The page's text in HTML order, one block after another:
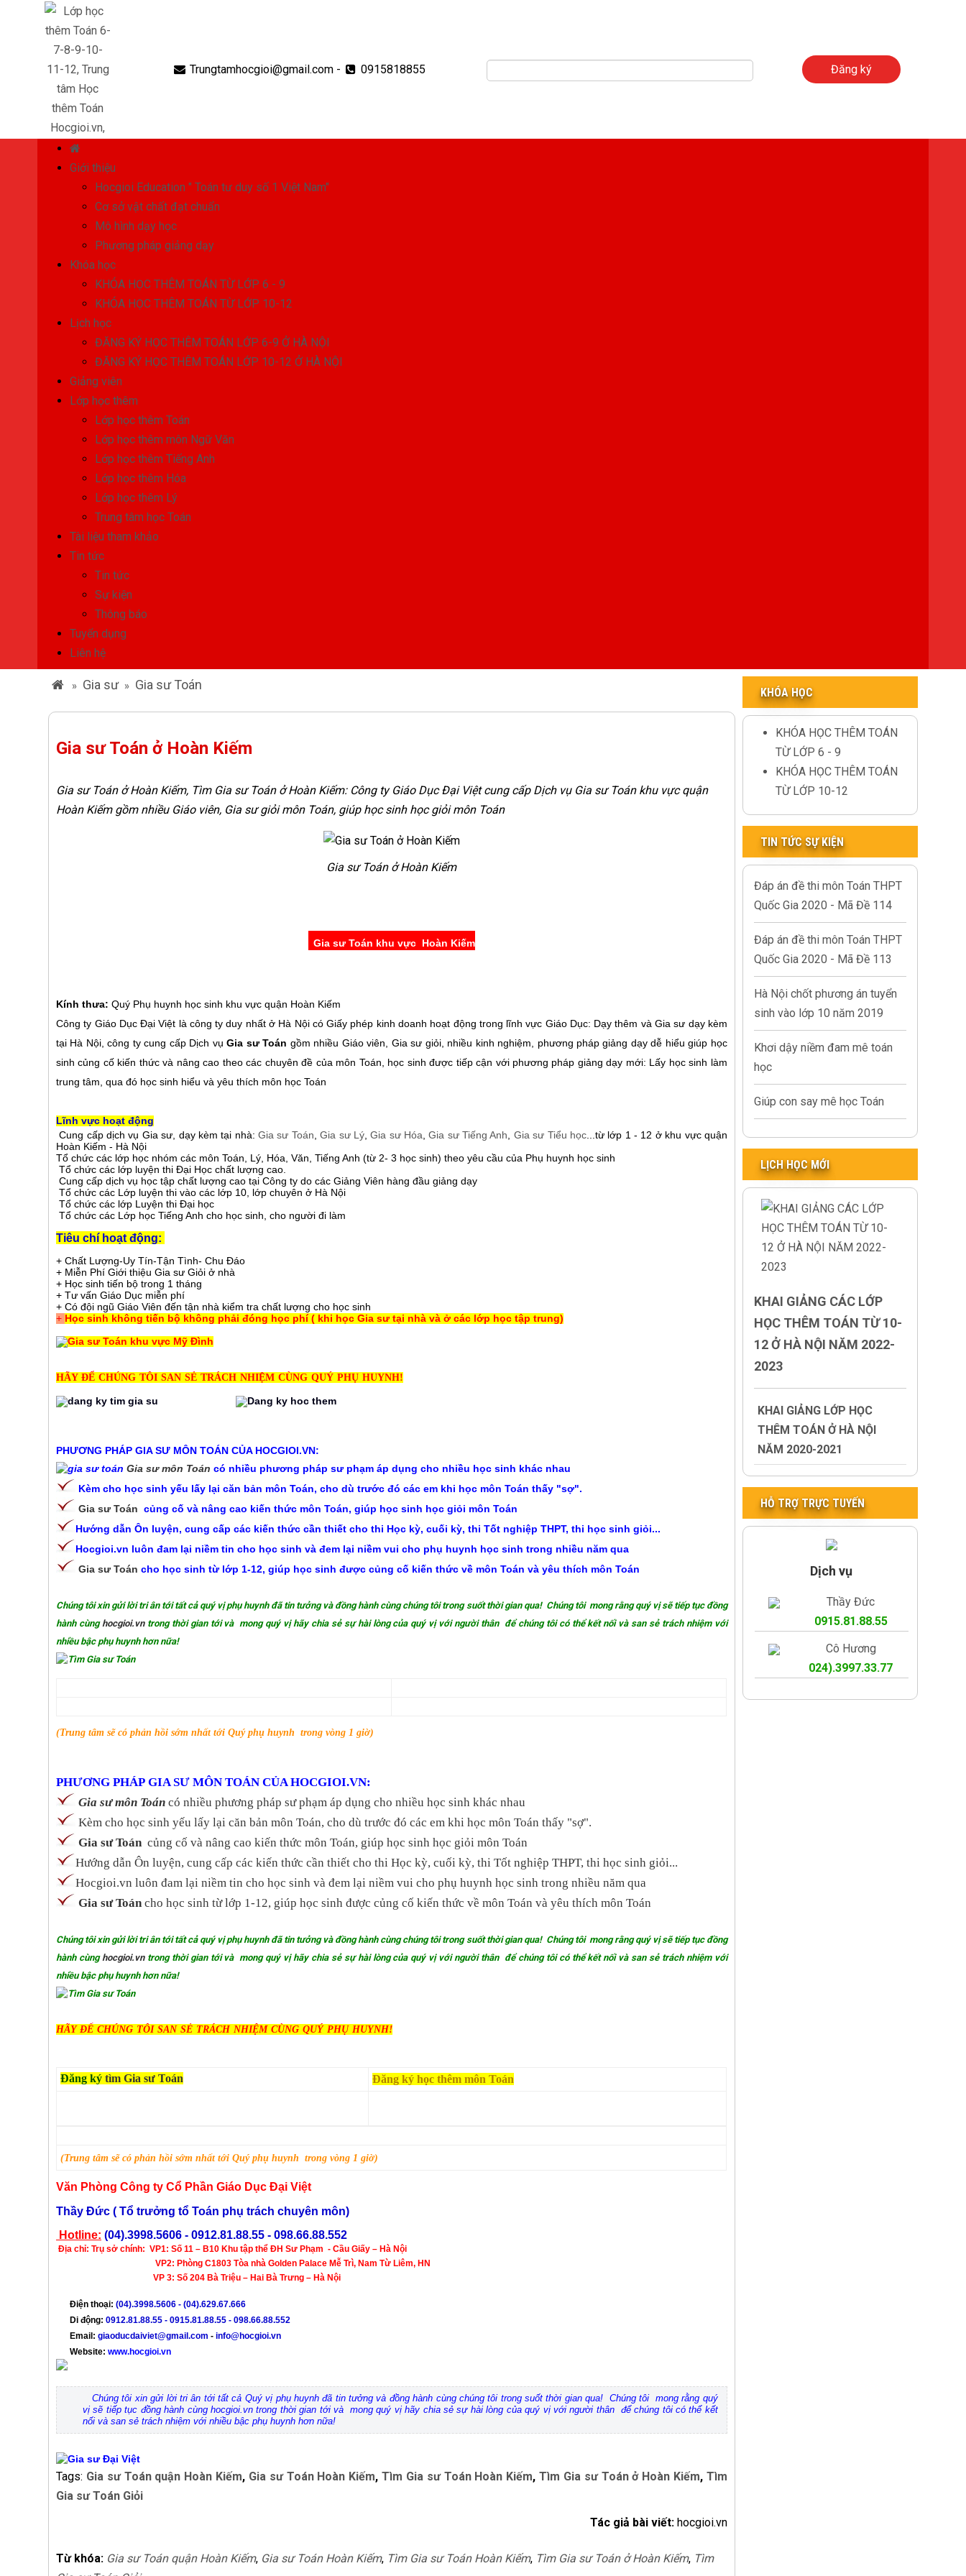
Trungtamhocgioi@gmail.com- 0915818855 Đăng ký
Giới thiệu
Hocgioi Education " Toán tư duy số 1 Việt Nam"
Cơ sở vật chất đạt chuẩn
Mô hình dạy học
Phương pháp giảng dạy
Khóa học
KHÓA HỌC THÊM TOÁN TỪ LỚP 6 - 9
KHÓA HỌC THÊM TOÁN TỪ LỚP 10-12
Lịch học
ĐĂNG KÝ HỌC THÊM TOÁN LỚP 6-9 Ở HÀ NỘI
ĐĂNG KÝ HỌC THÊM TOÁN LỚP 10-12 Ở HÀ NỘI
Giảng viên
Lớp học thêm
Lớp học thêm Toán
Lớp học thêm môn Ngữ Văn
Lớp học thêm Tiếng Anh
Lớp học thêm Hóa
Lớp học thêm Lý
Trung tâm học Toán
Tài liệu tham khảo
Tin tức
Tin tức
Sự kiện
Thông báo
Tuyển dụng
Liên hệ
» Gia sư » Gia sư Toán
Gia sư Toán ở Hoàn Kiếm
Gia sư Toán ở Hoàn Kiếm, Tìm Gia sư Toán ở Hoàn Kiếm: Công ty Giáo Dục Đại Việt cung cấp Dịch vụ Gia sư Toán khu vực quận
Hoàn Kiếm gồm nhiều Giáo viên, Gia sư giỏi môn Toán, giúp học sinh học giỏi môn Toán
Gia sư Toán ở Hoàn Kiếm
Gia sư Toán khu vực Hoàn Kiếm
Kính thưa: Quý Phụ huynh học sinh khu vực quận Hoàn Kiếm
Công ty Giáo Dục Đại Việt là công ty duy nhất ở Hà Nội có Giấy phép kinh doanh hoạt động trong lĩnh vực Giáo Dục: Dạy thêm và Gia sư dạy kèm
tại Hà Nội, công ty cung cấp Dịch vụGia sư Toán gồm nhiều Giáo viên, Gia sư giỏi, nhiều kinh nghiệm, phương pháp giảng dạy dễ hiểu giúp học
sinh củng cố kiến thức và nâng cao theo các chuyên đề của môn Toán, học sinh được tiếp cận với phương pháp giảng dạy mới: Lấy học sinh làm
trung tâm, qua đó học sinh hiểu và yêu thích môn học Toán
Lĩnh vực hoạt động
Cung cấp dịch vụ Gia sư, dạy kèm tại nhà:Gia sư Toán,Gia sư Lý,Gia sư Hóa,Gia sư Tiếng Anh, Gia sư Tiểu học...từ lớp 1 - 12 ở khu vực quận
Hoàn Kiếm - Hà Nội
Tổ chức các lớp học nhóm các môn Toán, Lý, Hóa, Văn, Tiếng Anh (từ 2- 3 học sinh) theo yêu cầu của Phụ huynh học sinh
Tổ chức các lớp luyện thi Đại Học chất lượng cao.
Cung cấp dịch vụ học tập chất lượng cao tại Công ty do các Giảng Viên hàng đầu giảng dạy
Tổ chức các Lớp luyện thi vào các lớp 10, lớp chuyên ở Hà Nội
Tổ chức các lớp Luyện thi Đại học
Tổ chức các Lớp học Tiếng Anh cho học sinh, cho người đi làm
Tiêu chí hoạt động:
+ Chất Lượng-Uy Tín-Tận Tình- Chu Đáo
+ Miễn Phí Giới thiệu Gia sư Giỏi ở nhà
+ Học sinh tiến bộ trong 1 tháng
+ Tư vấn Giáo Dục miễn phí
+ Có đội ngũ Giáo Viên đến tận nhà kiểm tra chất lượng cho học sinh
+ Học sinh không tiến bộ không phải đóng học phí ( khi học Gia sư tại nhà và ở các lớp học tập trung)
HÃY ĐỂ CHÚNG TÔI SAN SẺ TRÁCH NHIỆM CÙNG QUÝ PHỤ HUYNH!
PHƯƠNG PHÁP GIA SƯ MÔN TOÁN CỦA HOCGIOI.VN:
Gia sư môn Toán có nhiều phương pháp sư phạm áp dụng cho nhiều học sinh khác nhau
Kèm cho học sinh yếu lấy lại căn bản môn Toán, cho dù trước đó các em khi học môn Toán thấy "sợ".
Gia sư Toán củng cố và nâng cao kiến thức môn Toán, giúp học sinh học giỏi môn Toán
Hướng dẫn Ôn luyện, cung cấp các kiến thức cần thiết cho thi Học kỳ, cuối kỳ, thi Tốt nghiệp THPT, thi học sinh giỏi...
Hocgioi.vn luôn đam lại niềm tin cho học sinh và đem lại niềm vui cho phụ huynh học sinh trong nhiều năm qua
Gia sư Toán cho học sinh từ lớp 1-12, giúp học sinh được củng cố kiến thức về môn Toán và yêu thích môn Toán
Chúng tôi xin gửi lời tri ân tới tất cả quý vị phụ huynh đã tin tưởng và đồng hành cùng chúng tôi trong suốt thời gian qua! Chúng tôi mong rằng quý vị sẽ tiếp tục đồng
hành cùnghocgioi.vntrong thời gian tới và mong quý vị hãy chia sẻ sự hài lòng của quý vị với người thân để chúng tôi có thể kết nối và san sẻ trách nhiệm với
nhiều bậc phụ huynh hơn nữa!
(Trung tâm sẽ có phản hồi sớm nhất tới Quý phụ huynh trong vòng 1 giờ)
PHƯƠNG PHÁP GIA SƯ MÔN TOÁN CỦA HOCGIOI.VN:
Gia sư môn Toán có nhiều phương pháp sư phạm áp dụng cho nhiều học sinh khác nhau
Kèm cho học sinh yếu lấy lại căn bản môn Toán, cho dù trước đó các em khi học môn Toán thấy "sợ".
Gia sư Toán củng cố và nâng cao kiến thức môn Toán, giúp học sinh học giỏi môn Toán
Hướng dẫn Ôn luyện, cung cấp các kiến thức cần thiết cho thi Học kỳ, cuối kỳ, thi Tốt nghiệp THPT, thi học sinh giỏi...
Hocgioi.vn luôn đam lại niềm tin cho học sinh và đem lại niềm vui cho phụ huynh học sinh trong nhiều năm qua
Gia sư Toáncho học sinh từ lớp 1-12, giúp học sinh được củng cố kiến thức về môn Toán và yêu thích môn Toán
Chúng tôi xin gửi lời tri ân tới tất cả quý vị phụ huynh đã tin tưởng và đồng hành cùng chúng tôi trong suốt thời gian qua! Chúng tôi mong rằng quý vị sẽ tiếp tục đồng
hành cùnghocgioi.vntrong thời gian tới và mong quý vị hãy chia sẻ sự hài lòng của quý vị với người thân để chúng tôi có thể kết nối và san sẻ trách nhiệm với
nhiều bậc phụ huynh hơn nữa!
HÃY ĐỂ CHÚNG TÔI SAN SẺ TRÁCH NHIỆM CÙNG QUÝ PHỤ HUYNH!
Đăng ký tìm Gia sư Toán Đăng ký học thêm môn Toán
(Trung tâm sẽ có phản hồi sớm nhất tới Quý phụ huynh trong vòng 1 giờ)
Văn Phòng Công ty Cổ Phần Giáo Dục Đại Việt
Thầy Đức ( Tổ trưởng tổ Toán phụ trách chuyên môn)
Hotline: (04).3998.5606 - 0912.81.88.55 - 098.66.88.552
Địa chỉ: Trụ sở chính: VP1: Số 11 – B10 Khu tập thể ĐH Sư Phạm - Cầu Giấy – Hà Nội
VP2: Phòng C1803 Tòa nhà Golden Palace Mễ Trì, Nam Từ Liêm, HN
VP 3: Số 204 Bà Triệu – Hai Bà Trưng – Hà Nội
Điện thoại: (04).3998.5606 - (04).629.67.666
Di động: 0912.81.88.55 - 0915.81.88.55 - 098.66.88.552
Email: giaoducdaiviet@gmail.com - info@hocgioi.vn
Website: www.hocgioi.vn
Chúng tôi xin gửi lời tri ân tới tất cả Quý vị phụ huynh đã tin tưởng và đồng hành cùng chúng tôi trong suốt thời gian qua! Chúng tôi mong rằng quý
vị sẽ tiếp tục đồng hành cùng hocgioi.vn trong thời gian tới và mong quý vị hãy chia sẻ sự hài lòng của quý vị với người thân để chúng tôi có thể kết
nối và san sẻ trách nhiệm với nhiều bậc phụ huynh hơn nữa!
Tags: Gia sư Toán quận Hoàn Kiếm, Gia sư Toán Hoàn Kiếm,Tìm Gia sư Toán Hoàn Kiếm,Tìm Gia sư Toán ở Hoàn Kiếm, Tìm
Gia sư Toán Giỏi
Tác giả bài viết: hocgioi.vn
Từ khóa: Gia sư Toán quận Hoàn Kiếm, Gia sư Toán Hoàn Kiếm, Tìm Gia sư Toán Hoàn Kiếm, Tìm Gia sư Toán ở Hoàn Kiếm, Tìm
KHÓA HỌC
KHÓA HỌC THÊM TOÁN
TỪ LỚP 6 - 9
KHÓA HỌC THÊM TOÁN
TỪ LỚP 10-12
TIN TỨC SỰ KIỆN
Đáp án đề thi môn Toán THPT
Quốc Gia 2020 - Mã Đề 114
Đáp án đề thi môn Toán THPT
Quốc Gia 2020 - Mã Đề 113
Hà Nội chốt phương án tuyển
sinh vào lớp 10 năm 2019
Khơi dậy niềm đam mê toán
học
Giúp con say mê học Toán
LỊCH HỌC MỚI
KHAI GIẢNG CÁC LỚP
HỌC THÊM TOÁN TỪ 10-
12 Ở HÀ NỘI NĂM 2022-
2023
KHAI GIẢNG LỚP HỌC
THÊM TOÁN Ở HÀ NỘI
NĂM 2020-2021
HỖ TRỢ TRỰC TUYẾN
Dịch vụ
Thầy Đức
0915.81.88.55
Cô Hương
024).3997.33.77